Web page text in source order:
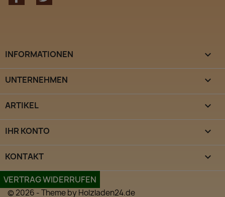
INFORMATIONEN 
UNTERNEHMEN 
ARTIKEL 
IHR KONTO 
KONTAKT keyboard_arrow_down
VERTRAG WIDERRUFEN
© 2026 - Theme by Holzladen24.de